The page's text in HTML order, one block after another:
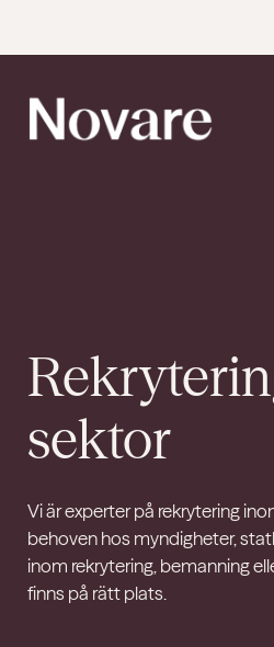
sektor
Vi är experter på rekrytering
behoven hos myndigheter,
inom rekrytering, bemanning
finns på rätt plats.